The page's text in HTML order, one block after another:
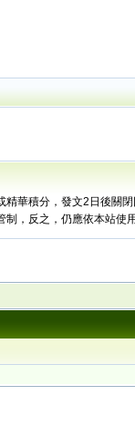
華積分，發文2日後關
，反之，仍應依本站使